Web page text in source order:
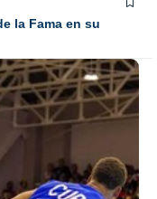
la Fama en su